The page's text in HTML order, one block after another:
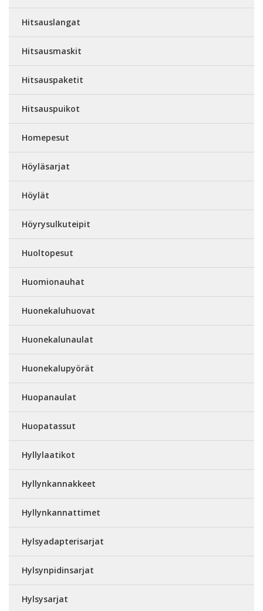
Hitsauslangat
Hitsausmaskit
Hitsauspaketit
Hitsauspuikot
Homepesut
Höyläsarjat
Höylät
Höyrysulkuteipit
Huoltopesut
Huomionauhat
Huonekaluhuovat
Huonekalunaulat
Huonekalupyörät
Huopanaulat
Huopatassut
Hyllylaatikot
Hyllynkannakkeet
Hyllynkannattimet
Hylsyadapterisarjat
Hylsynpidinsarjat
Hylsysarjat